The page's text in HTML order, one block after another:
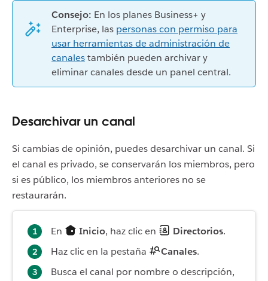
Consejo: En los planes Business+ y
Enterprise, las personas con permiso para
usar herramientas de administración de
canalestambién pueden archivar y
eliminar canales desde un panel central.
Desarchivar un canal
Si cambias de opinión, puedes desarchivar un canal. Si
el canal es privado, se conservarán los miembros, pero
si es público, los miembros anteriores no se
restaurarán.
En Inicio, haz clic en Directorios.
Haz clic en la pestaña
Canales.
Busca el canal por nombre o descripción,